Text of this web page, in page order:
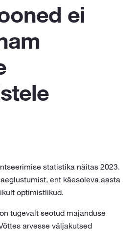
ei
statistika näitas 2023.
ent käesoleva aasta
optimistlikud.
tugevalt seotud majanduse
arvesse väljakutsed